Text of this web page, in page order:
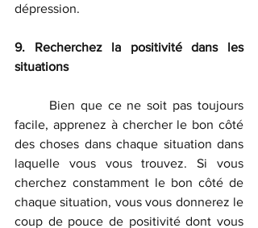
dépression.
9. Recherchez la positivité dans les
situations
facile, apprenez à chercher le bon côté
des choses dans chaque situation dans
laquelle vous vous trouvez. Si vous
cherchez constamment le bon côté de
chaque situation, vous vous donnerez le
coup de pouce de positivité dont vous